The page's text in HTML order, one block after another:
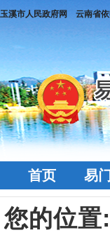
玉溪市人民政府网 云南省
首页 易
您的位置: